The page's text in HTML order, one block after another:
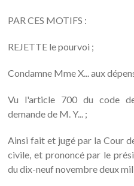
PAR CES MOTIFS :
REJETTE le pourvoi ;
Condamne Mme X... aux
Vu l'article 700 du code
demande de M. Y... ;
Ainsi fait et jugé par la Cour
civile, et prononcé par le
du dix-neuf novembre deux